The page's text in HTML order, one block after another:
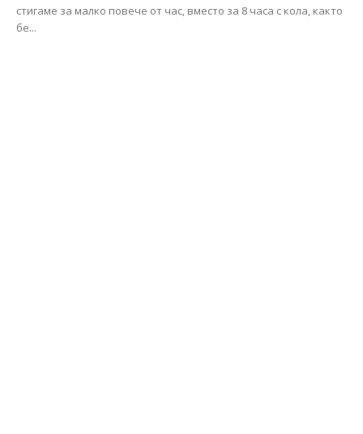
стигаме за малко повече от час, вместо за 8 часа с кола, както
бе...